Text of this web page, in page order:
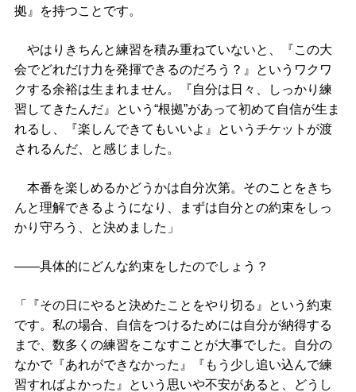
拠』を持つことです。
やはりきちんと練習を積み重ねていないと、『この大
会でどれだけ力を発揮できるのだろう？』というワクワ
クする余裕は生まれません。『自分は日々、しっかり練
習してきたんだ』という“根拠”があって初めて自信が生ま
れるし、『楽しんできてもいいよ』というチケットが渡
されるんだ、と感じました。
本番を楽しめるかどうかは自分次第。そのことをきち
んと理解できるようになり、まずは自分との約束をしっ
かり守ろう、と決めました」
――具体的にどんな約束をしたのでしょう？
「『その日にやると決めたことをやり切る』という約束
です。私の場合、自信をつけるためには自分が納得する
まで、数多くの練習をこなすことが大事でした。自分の
なかで『あれができなかった』『もう少し追い込んで練
習すればよかった』という思いや不安があると、どうし